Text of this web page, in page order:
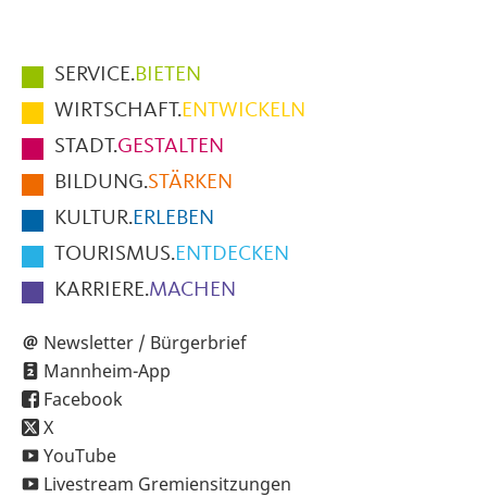
Hauptmenüpunkte
im
Fußbereich
der
Seite
SERVICE.BIETEN
WIRTSCHAFT.ENTWICKELN
STADT.GESTALTEN
BILDUNG.STÄRKEN
KULTUR.ERLEBEN
TOURISMUS.ENTDECKEN
KARRIERE.MACHEN
Newsletter / Bürgerbrief
Mannheim-App
Facebook
X
YouTube
Livestream Gremiensitzungen